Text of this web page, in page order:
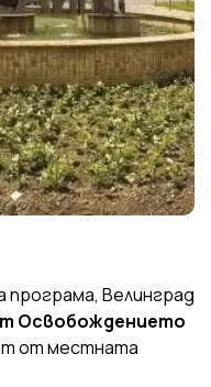
Велинград
Освобождението
от местната